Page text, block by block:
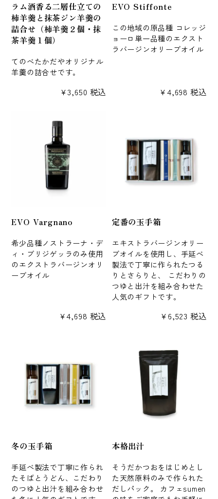
ラム酒香る二層仕立ての
柿羊羹と抹茶ジン羊羹の
詰合せ（柿羊羹２個・抹
茶羊羹１個）
てのべたかだやオリジナル
羊羹の詰合せです。
¥3,650 税込
EVO Stiffonte
この地域の原品種 コレッジ
ョーロ単一品種のエクスト
ラバージンオリーブオイル
¥ 4,698 税込
EVO Vargnano
希少品種ノストラーナ・デ
ィ・ブリジゲッラのみ使用
のエクストラバージンオリ
ーブオイル
¥4,698 税込
定番の玉手箱
エキストラバージンオリー
ブオイルを使用し、手延べ
製法で丁寧に作られたつる
りとさらりと、 こだわりの
つゆと出汁を組み合わせた
人気のギフトです。
¥ 6,523 税込
冬の玉手箱
手延べ製法で丁寧に作られ
たそばとうどん、こだわり
のつゆと出汁を組み合わせ
本格出汁
そうだかつおをはじめとし
た天然原料のみで作られた
だしパック。 カフェsumen